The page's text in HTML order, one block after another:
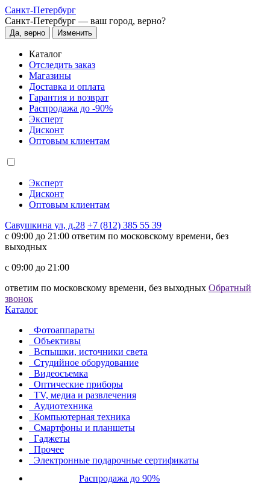
Санкт-Петербург
Санкт-Петербург — ваш город, верно?
Да, верно Изменить
Каталог
Отследить заказ
Магазины
Доставка и оплата
Гарантия и возврат
Распродажа до -90%
Эксперт
Дисконт
Оптовым клиентам
Эксперт
Дисконт
Оптовым клиентам
Савушкина ул, д.28 +7 (812) 385 55 39
c 09:00 до 21:00 ответим по московскому времени, без
выходных
c 09:00 до 21:00
ответим по московскому времени, без выходных Обратный
звонок
Каталог
Фотоаппараты
Объективы
Вспышки, источники света
Студийное оборудование
Видеосъемка
Оптические приборы
TV, медиа и развлечения
Аудиотехника
Компьютерная техника
Смартфоны и планшеты
Гаджеты
Прочее
Электронные подарочные сертификаты
Распродажа до 90%